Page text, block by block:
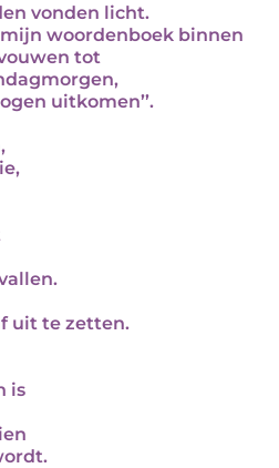
vonden licht.
woordenboek binnen
tot
uitkomen’’.
uit te zetten.
is